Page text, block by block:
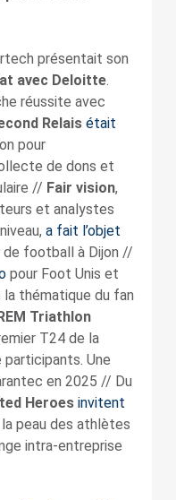
présentait son
avec Deloitte.
réussite avec
Relais était
pour
de dons et
// Fair vision,
et analystes
a fait l’objet
football à Dijon //
pour Foot Unis et
thématique du fan
Triathlon
T24 de la
Une
en 2025 // Du
Heroes invitent
peau des athlètes
intra-entreprise